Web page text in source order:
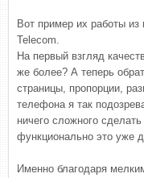
Вот пример их работы
Telecom.
На первый взгляд
же более? А теперь
страницы, пропорции,
телефона я так
ничего сложного
функционально это уже
Именно благодаря